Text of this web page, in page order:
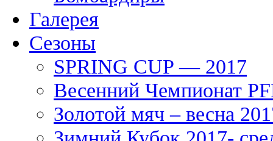
Галерея
Сезоны
SPRING CUP — 2017
Весенний Чемпионат
Золотой мяч – весна